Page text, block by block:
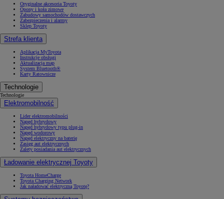
Oryginalne akcesoria Toyoty
Opony i koła zimowe
Zabudowy samochodów dostawczych
Zabezpieczenia i alarmy
Sklep Toyoty
Strefa klienta
Aplikacja MyToyota
Instrukcje obsługi
Aktualizacja map
System Bluetooth®
Karty Ratownicze
Technologie
Technologie
Elektromobilność
Lider elektromobilności
Napęd hybrydowy
Napęd hybrydowy typu plug-in
Napęd wodorowy
Napęd elektryczny na baterię
Zasięg aut elektrycznych
Zalety posiadania aut elektrycznych
Ładowanie elektrycznej Toyoty
Toyota HomeCharge
Toyota Charging Network
Jak naładować elektryczną Toyotę?